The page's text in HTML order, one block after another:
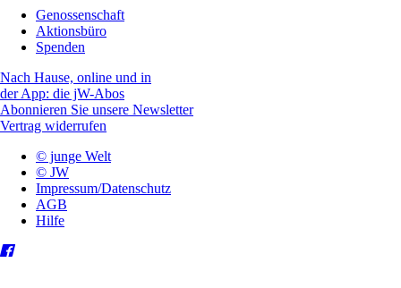
Genossenschaft
Aktionsbüro
Spenden
Nach Hause, online und in
der App: die jW-Abos
Abonnieren Sie unsere Newsletter
Vertrag widerrufen
© junge Welt
© JW
Impressum/Datenschutz
AGB
Hilfe